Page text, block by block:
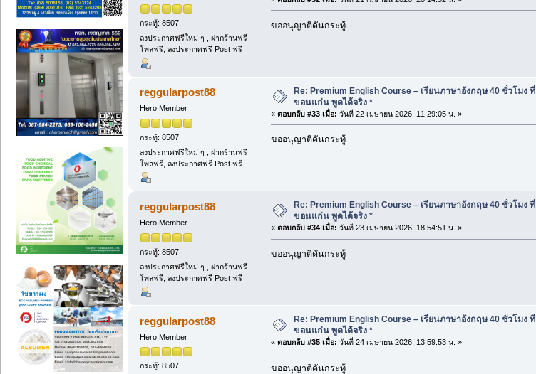
กระทู้: 8507
ลงประกาศฟรีใหม่ ๆ , ฝากร้านฟรี
โพสฟรี, ลงประกาศฟรี Post ฟรี
ขออนุญาติดันกระทู้
reggularpost88
Hero Member
กระทู้: 8507
ลงประกาศฟรีใหม่ ๆ , ฝากร้านฟรี
โพสฟรี, ลงประกาศฟรี Post ฟรี
Re: Premium English Course – เรียนภาษาอังกฤษ 40 ชั่วโมง ที่
ขอนแก่น พูดได้จริง *
« ตอบกลับ #33 เมื่อ: วันที่ 22 เมษายน 2026, 11:29:05 น. »
ขออนุญาติดันกระทู้
reggularpost88
Hero Member
กระทู้: 8507
ลงประกาศฟรีใหม่ ๆ , ฝากร้านฟรี
โพสฟรี, ลงประกาศฟรี Post ฟรี
Re: Premium English Course – เรียนภาษาอังกฤษ 40 ชั่วโมง ที่
ขอนแก่น พูดได้จริง *
« ตอบกลับ #34 เมื่อ: วันที่ 23 เมษายน 2026, 18:54:51 น. »
ขออนุญาติดันกระทู้
reggularpost88
Hero Member
กระทู้: 8507
Re: Premium English Course – เรียนภาษาอังกฤษ 40 ชั่วโมง ที่
ขอนแก่น พูดได้จริง *
« ตอบกลับ #35 เมื่อ: วันที่ 24 เมษายน 2026, 13:59:53 น. »
ขออนุญาติดันกระทู้